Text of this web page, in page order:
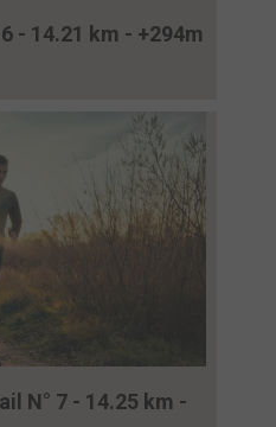
- 14.21 km - +294m
N° 7 - 14.25 km -